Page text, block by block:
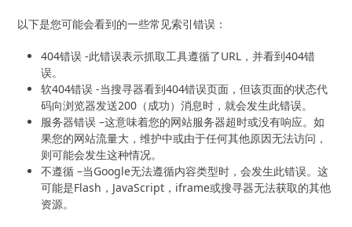
以下是您可能会看到的一些常见索引错误：
404错误 -此错误表示抓取工具遵循了URL，并看到404错
误。
软404错误 -当搜寻器看到404错误页面，但该页面的状态代
码向浏览器发送200（成功）消息时，就会发生此错误。
服务器错误 –这意味着您的网站服务器超时或没有响应。如
果您的网站流量大，维护中或由于任何其他原因无法访问，
则可能会发生这种情况。
不遵循 –当Google无法遵循内容类型时，会发生此错误。这
可能是Flash，JavaScript，iframe或搜寻器无法获取的其他
资源。